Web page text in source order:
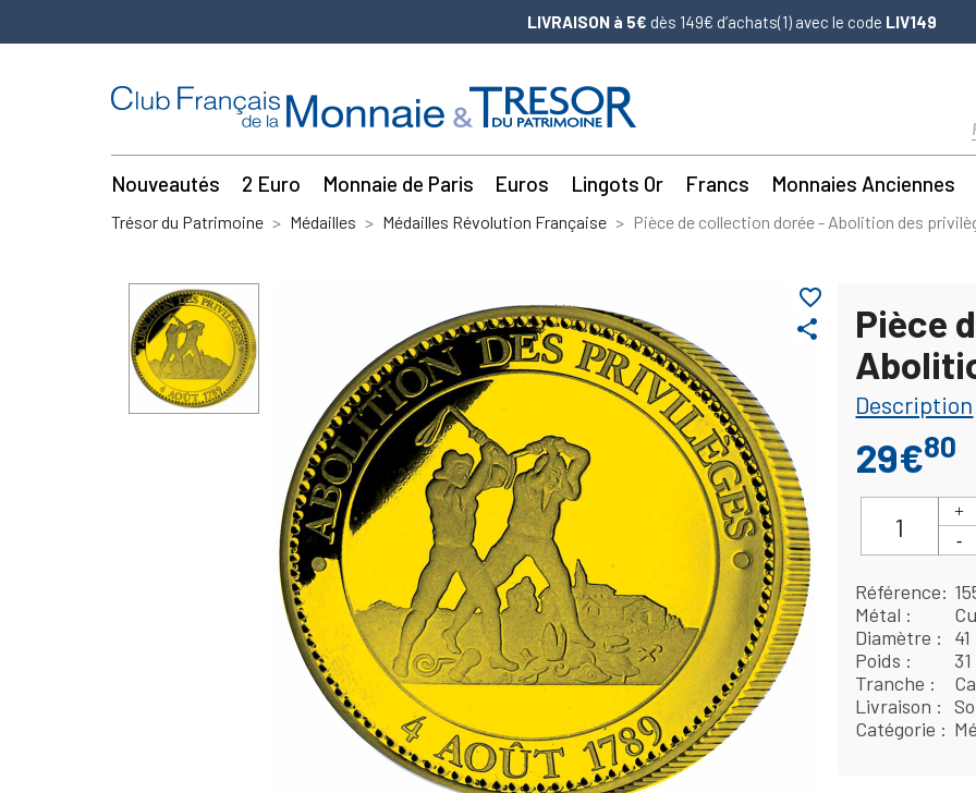
LIVRAISON à 5€ dès 149€ d’achats(1) avec le code LIV149
Nouveautés 2 Euro Monnaie de Paris Euros Lingots Or Francs Monnaies Anciennes
Trésor du Patrimoine Médailles Médailles Révolution Française Pièce de collection dorée - Abolition des
share
favorite_border
Pièce
Description
29€80
Référence
Métal
Diamètre
Poids
Tranche
Livraison
Catégorie